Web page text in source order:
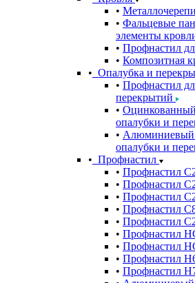
Фальцевые
элементы
Профнастил
Композитная
Опалубка и
Профнастил
перекрытий
опалубки и
Алюминиевый
опалубки и
Профнастил
Профнастил
Профнастил
Профнастил
Профнастил
Профнастил
Профнастил
Профнастил
Профнастил
Профнастил